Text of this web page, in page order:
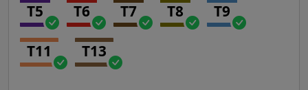
T5 T6 T7 T8 T9
T11 T13